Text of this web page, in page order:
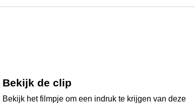
Bekijk de clip
Bekijk het filmpje om een indruk te krijgen van deze